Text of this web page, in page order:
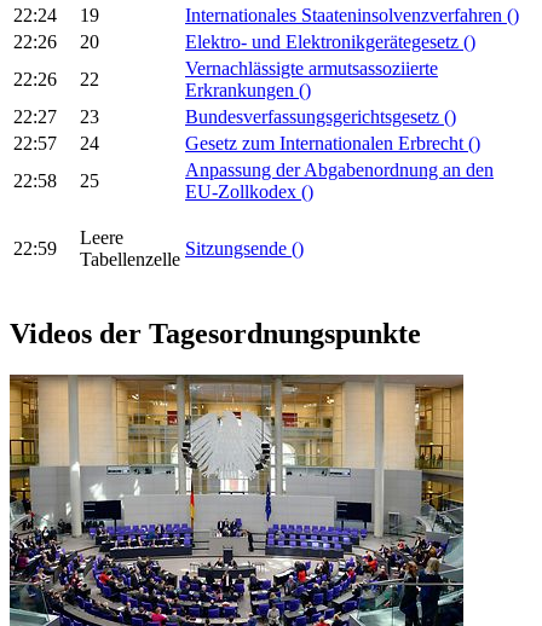
22:24
19 Internationales Staateninsolvenzverfahren ()
22:26
20 Elektro- und Elektronikgerätegesetz ()
22:26
22
Vernachlässigte armutsassoziierte
Erkrankungen ()
22:27
23 Bundesverfassungsgerichtsgesetz ()
22:57
24 Gesetz zum Internationalen Erbrecht ()
22:58
25
Anpassung der Abgabenordnung an den
EU-Zollkodex ()
22:59
Leere
Tabellenzelle
Sitzungsende ()
Videos der Tagesordnungspunkte